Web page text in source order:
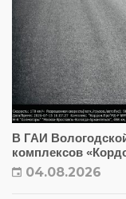
В ГАИ
комплексов
04.08.2026